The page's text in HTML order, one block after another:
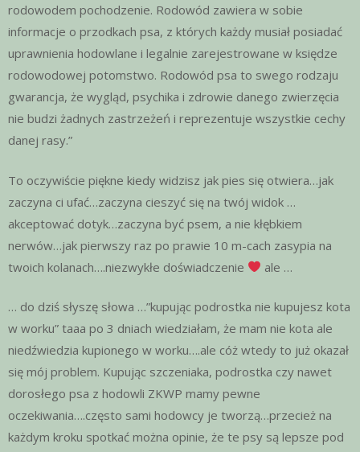
rodowodem pochodzenie. Rodowód zawiera w sobie
informacje o przodkach psa, z których każdy musiał posiadać
uprawnienia hodowlane i legalnie zarejestrowane w księdze
rodowodowej potomstwo. Rodowód psa to swego rodzaju
gwarancja, że wygląd, psychika i zdrowie danego zwierzęcia
nie budzi żadnych zastrzeżeń i reprezentuje wszystkie cechy
danej rasy.”
To oczywiście piękne kiedy widzisz jak pies się otwiera…jak
zaczyna ci ufać…zaczyna cieszyć się na twój widok …
akceptować dotyk…zaczyna być psem, a nie kłębkiem
nerwów…jak pierwszy raz po prawie 10 m-cach zasypia na
twoich kolanach….niezwykłe doświadczenie
ale …
… do dziś słyszę słowa …”kupując podrostka nie kupujesz kota
w worku” taaa po 3 dniach wiedziałam, że mam nie kota ale
niedźwiedzia kupionego w worku….ale cóż wtedy to już okazał
się mój problem. Kupując szczeniaka, podrostka czy nawet
dorosłego psa z hodowli ZKWP mamy pewne
oczekiwania….często sami hodowcy je tworzą…przecież na
każdym kroku spotkać można opinie, że te psy są lepsze pod